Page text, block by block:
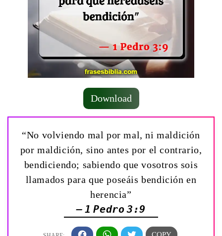
Download
“No volviendo mal por mal, ni maldición
por maldición, sino antes por el contrario,
bendiciendo; sabiendo que vosotros sois
llamados para que poseáis bendición en
herencia”
— 1 Pedro 3:9